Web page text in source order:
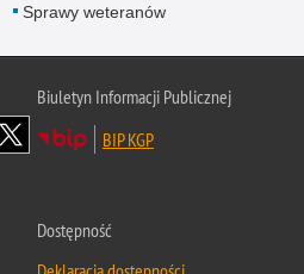
Sprawy weteranów
Biuletyn Informacji Publicznej
BIP KGP
Dostępność